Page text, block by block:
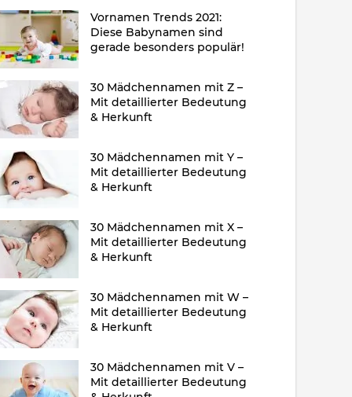
Vornamen Trends 2021:
Diese Babynamen sind
gerade besonders populär!
30 Mädchennamen mit Z –
Mit detaillierter Bedeutung
& Herkunft
30 Mädchennamen mit Y –
Mit detaillierter Bedeutung
& Herkunft
30 Mädchennamen mit X –
Mit detaillierter Bedeutung
& Herkunft
30 Mädchennamen mit W –
Mit detaillierter Bedeutung
& Herkunft
30 Mädchennamen mit V –
Mit detaillierter Bedeutung